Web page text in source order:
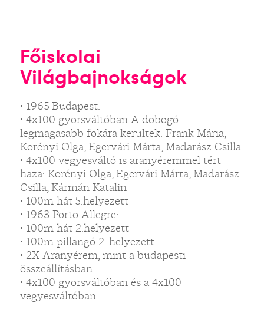
Főiskolai
Világbajnokságok
• 1965 Budapest:
• 4x100 gyorsváltóban A dobogó
legmagasabb fokára kerültek: Frank Mária,
Korényi Olga, Egervári Márta, Madarász Csilla
• 4x100 vegyesváltó is aranyéremmel tért
haza: Korényi Olga, Egervári Márta, Madarász
Csilla, Kármán Katalin
• 100m hát 5.helyezett
• 1963 Porto Allegre:
• 100m hát 2.helyezett
• 100m pillangó 2. helyezett
• 2X Aranyérem, mint a budapesti
összeállításban
• 4x100 gyorsváltóban és a 4x100
vegyesváltóban